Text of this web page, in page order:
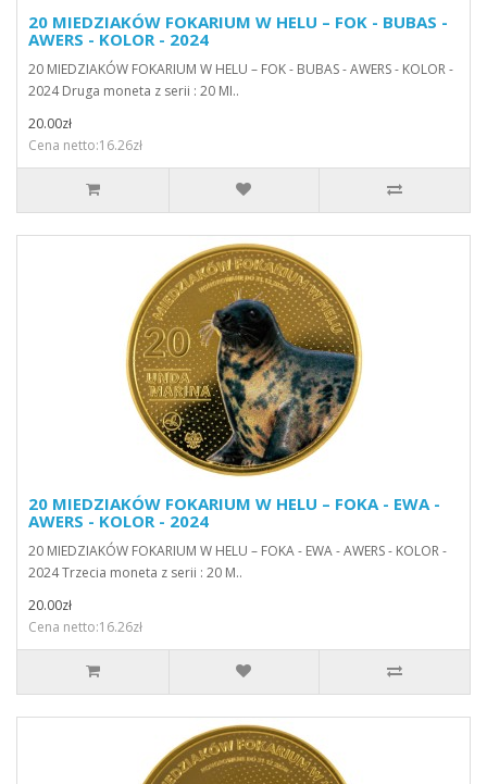
20 MIEDZIAKÓW FOKARIUM W HELU – FOK - BUBAS -
AWERS - KOLOR - 2024
20 MIEDZIAKÓW FOKARIUM W HELU – FOK - BUBAS - AWERS - KOLOR -
2024 Druga moneta z serii : 20 MI..
20.00zł
Cena netto:16.26zł
20 MIEDZIAKÓW FOKARIUM W HELU – FOKA - EWA -
AWERS - KOLOR - 2024
20 MIEDZIAKÓW FOKARIUM W HELU – FOKA - EWA - AWERS - KOLOR -
2024 Trzecia moneta z serii : 20 M..
20.00zł
Cena netto:16.26zł